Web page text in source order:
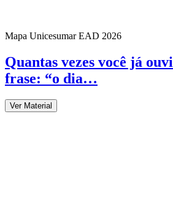
Mapa Unicesumar EAD 2026
Quantas vezes você já
frase: “o dia…
Ver Material